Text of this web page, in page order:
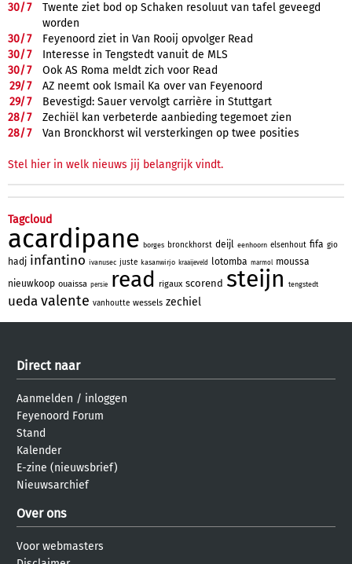
30/7
Twente ziet bod op Schaken resoluut van tafel geveegd
worden
30/7
Feyenoord ziet in Van Rooij opvolger Read
30/7
Interesse in Tengstedt vanuit de MLS
30/7
Ook AS Roma meldt zich voor Read
29/7
AZ neemt ook Ismail Ka over van Feyenoord
29/7
Bevestigd: Sauer vervolgt carrière in Stuttgart
28/7
Zechiël kan verbeterde aanbieding tegemoet zien
28/7 Van Bronckhorst wil versterkingen op twee posities
Stel hier in welk nieuws jij belangrijk vindt.
Tagcloud
acardipane borges bronckhorst deijl eenhoorn elsenhout fifa gio
hadj infantino ivanusec juste kasanwirjo kraaijeveld lotomba marmol moussa
nieuwkoop ouaissa persie read rigaux scorend steijn tengstedt
uedavalente vanhoutte wessels zechiel
Direct naar
Aanmelden / inloggen
Feyenoord Forum
Stand
Kalender
E-zine (nieuwsbrief)
Nieuwsarchief
Over ons
Voor webmasters